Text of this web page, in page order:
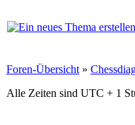
Foren-Übersicht »
Alle Zeiten sind UTC + 1